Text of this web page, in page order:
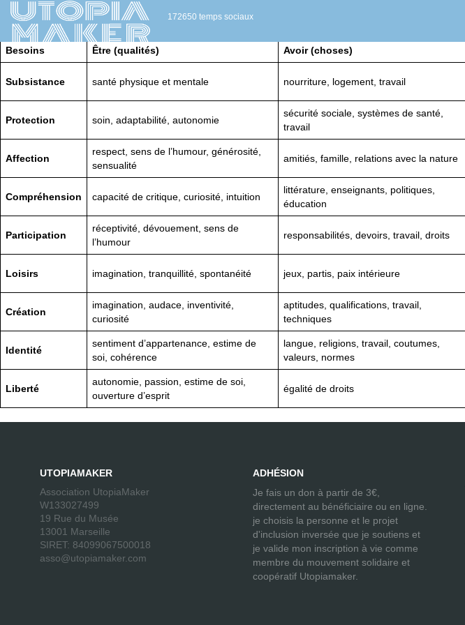
172650 temps sociaux
Besoins Être (qualités) Avoir (choses)
Subsistance santé physique et mentale nourriture, logement, travail
Protection soin, adaptabilité, autonomie
sécurité sociale, systèmes de santé,
travail
Affection
respect, sens de l’humour, générosité,
sensualité
amitiés, famille, relations avec la nature
Compréhension capacité de critique, curiosité, intuition
littérature, enseignants, politiques,
éducation
Participation
réceptivité, dévouement, sens de
l’humour
responsabilités, devoirs, travail, droits
Loisirs imagination, tranquillité, spontanéité jeux, partis, paix intérieure
Création
imagination, audace, inventivité,
curiosité
aptitudes, qualifications, travail,
techniques
Identité
sentiment d’appartenance, estime de
soi, cohérence
langue, religions, travail, coutumes,
valeurs, normes
Liberté
autonomie, passion, estime de soi,
ouverture d’esprit
égalité de droits
UTOPIAMAKER
Association UtopiaMaker
W133027499
19 Rue du Musée
13001 Marseille
SIRET: 84099067500018
asso@utopiamaker.com
ADHÉSION
Je fais un don à partir de 3€,
directement au bénéficiaire ou en ligne.
je choisis la personne et le projet
d'inclusion inversée que je soutiens et
je valide mon inscription à vie comme
membre du mouvement solidaire et
coopératif Utopiamaker.